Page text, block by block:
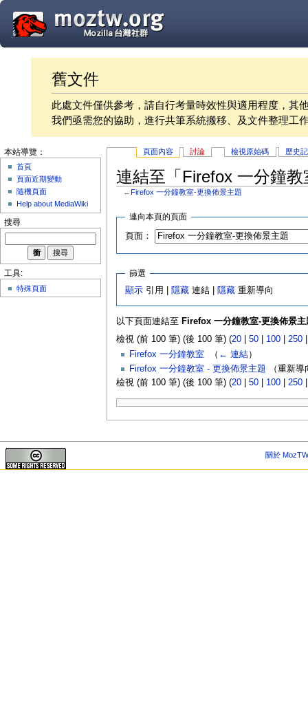
舊文件
此處文件僅供參考，請自行考量時效性與適用程度，其
我們亟需您的協助，進行共筆系統搬移、及文件整理工
頁面內容 討論 檢視原始碼 歷史
連結至「Firefox 一分鐘
← Firefox 一分鐘教室-更換佈景主題
連向本頁的頁面
頁面：
篩選
顯示 引用 | 隱藏 連結 | 隱藏 重新導向
以下頁面連結至 Firefox 一分鐘教室-更換佈景主
檢視 (前 100 筆) (後 100 筆) (20| 50| 100| 250
Firefox 一分鐘教室‎ （ ← 連結）
Firefox 一分鐘教室 - 更換佈景主題 （重新
檢視 (前 100 筆) (後 100 筆) (20| 50| 100| 250
本站導覽：
首頁
頁面近期變動
隨機頁面
Help about MediaWiki
搜尋
工具:
特殊頁面
關於